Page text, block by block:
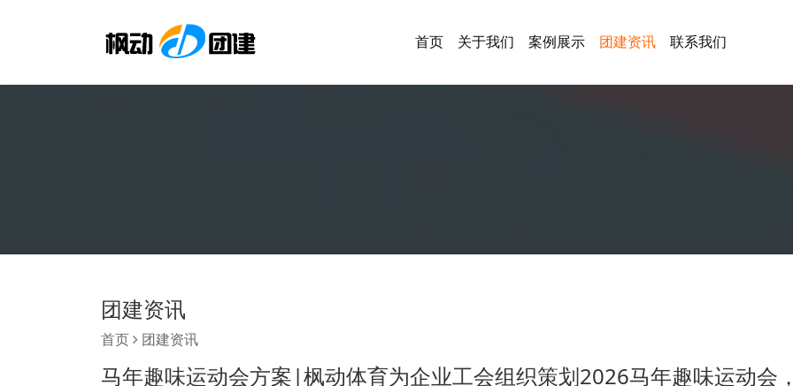
首页 关于我们 案例展示 团建资讯 联系我们
团建资讯
首页 团建资讯
马年趣味运动会方案|枫动体育为企业工会组织策划2026马年趣味运动会